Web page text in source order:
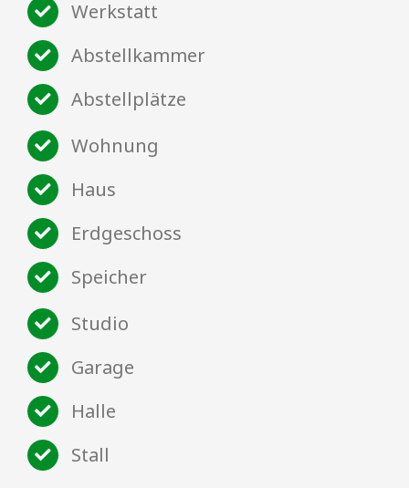
Werkstatt
Abstellkammer
Abstellplätze
Wohnung
Haus
Erdgeschoss
Speicher
Studio
Garage
Halle
Stall